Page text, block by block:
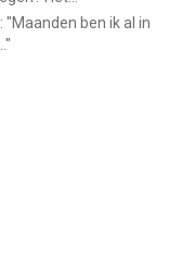
: "Maanden ben ik al in
"